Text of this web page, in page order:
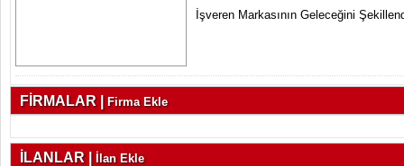
İşveren Markasının Geleceğini
FİRMALAR | Firma Ekle
İLANLAR | İlan Ekle